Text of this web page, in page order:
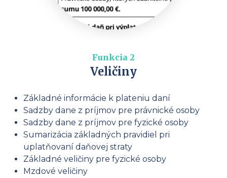
Funkcia 2
Veličiny
Základné informácie k plateniu daní
Sadzby dane z príjmov pre právnické osoby
Sadzby dane z príjmov pre fyzické osoby
Sumarizácia základných pravidiel pri
uplatňovaní daňovej straty
Základné veličiny pre fyzické osoby
Mzdové veličiny